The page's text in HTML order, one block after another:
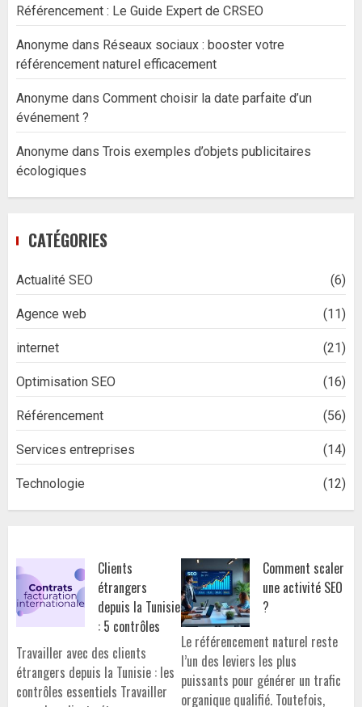
Référencement : Le Guide Expert de CRSEO
Anonyme dans Réseaux sociaux : booster votre
référencement naturel efficacement
Anonyme dans Comment choisir la date parfaite d’un
événement ?
Anonyme dans Trois exemples d’objets publicitaires
écologiques
CATÉGORIES
Actualité SEO (6)
Agence web (11)
internet (21)
Optimisation SEO (16)
Référencement (56)
Services entreprises (14)
Technologie (12)
Clients
étrangers
depuis la Tunisie
: 5 contrôles
Travailler avec des clients
étrangers depuis la Tunisie : les
contrôles essentiels Travailler
Comment scaler
une activité SEO
?
Le référencement naturel reste
l’un des leviers les plus
puissants pour générer un trafic
organique qualifié. Toutefois,